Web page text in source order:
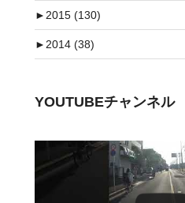
►2015 (130)
►2014 (38)
YOUTUBEチャンネル